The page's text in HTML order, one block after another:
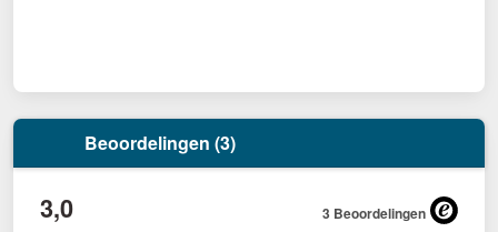
Beoordelingen (3)
3,0 3 Beoordelingen